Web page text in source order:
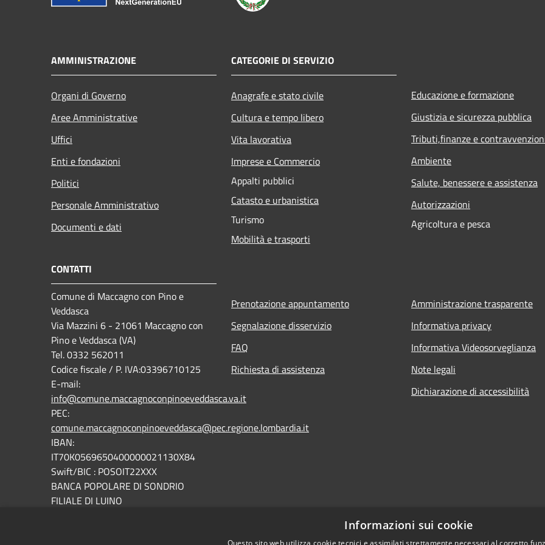
AMMINISTRAZIONE
Organi di Governo
Aree Amministrative
Uffici
Enti e fondazioni
Politici
Personale Amministrativo
Documenti e dati
CATEGORIE DI SERVIZIO
Anagrafe e stato civile
Cultura e tempo libero
Vita lavorativa
Imprese e Commercio
Appalti pubblici
Catasto e urbanistica
Turismo
Mobilità e trasporti
Educazione e formazione
Giustizia e sicurezza pubblica
Tributi,finanze e
Ambiente
Salute, benessere e assistenza
Autorizzazioni
Agricoltura e pesca
CONTATTI
Comune di Maccagno con Pino e
Veddasca
Via Mazzini 6 - 21061 Maccagno con
Pino e Veddasca (VA)
Tel. 0332 562011
Codice fiscale / P. IVA:03396710125
E-mail:
info@comune.maccagnoconpinoeveddasca.va.it
PEC:
comune.maccagnoconpinoeveddasca@pec.regione.lombardia.it
IBAN:
IT70K0569650400000021130X84
Swift/BIC : POSOIT22XXX
BANCA POPOLARE DI SONDRIO
FILIALE DI LUINO
Prenotazione appuntamento
Segnalazione disservizio
FAQ
Richiesta di assistenza
Amministrazione trasparente
Informativa privacy
Informativa Videosorveglianza
Note legali
Dichiarazione di accessibilità
Informazioni sui cookie
Questo sito web utilizza cookie tecnici e assimilati strettamente necessari al corretto